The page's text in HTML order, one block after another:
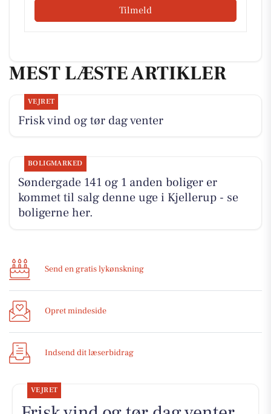
Tilmeld
MEST LÆSTE ARTIKLER
VEJRET
Frisk vind og tør dag venter
BOLIGMARKED
Søndergade 141 og 1 anden boliger er
kommet til salg denne uge i Kjellerup - se
boligerne her.
Send en gratis lykønskning
Opret mindeside
Indsend dit læserbidrag
VEJRET